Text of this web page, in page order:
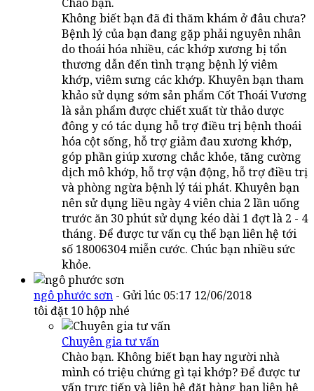
Chào bạn.
Không biết bạn đã đi thăm khám ở đâu chưa?
Bệnh lý của bạn đang gặp phải nguyên nhân
do thoái hóa nhiều, các khớp xương bị tổn
thương dẫn đến tình trạng bệnh lý viêm
khớp, viêm sưng các khớp. Khuyên bạn tham
khảo sử dụng sớm sản phẩm Cốt Thoái Vương
là sản phẩm được chiết xuất từ thảo dược
đông y có tác dụng hỗ trợ điều trị bệnh thoái
hóa cột sống, hỗ trợ giảm đau xương khớp,
góp phần giúp xương chắc khỏe, tăng cường
dịch mô khớp, hỗ trợ vận động, hỗ trợ điều trị
và phòng ngừa bệnh lý tái phát. Khuyên bạn
nên sử dụng liều ngày 4 viên chia 2 lần uống
trước ăn 30 phút sử dụng kéo dài 1 đợt là 2 - 4
tháng. Để được tư vấn cụ thể bạn liên hệ tới
số 18006304 miễn cước. Chúc bạn nhiều sức
khỏe.
ngô phước sơn - Gửi lúc 05:17 12/06/2018
tôi đặt 10 hộp nhé
Chuyên gia tư vấn
Chào bạn. Không biết bạn hay người nhà
mình có triệu chứng gì tại khớp? Để được tư
vấn trực tiếp và liên hệ đặt hàng bạn liên hệ